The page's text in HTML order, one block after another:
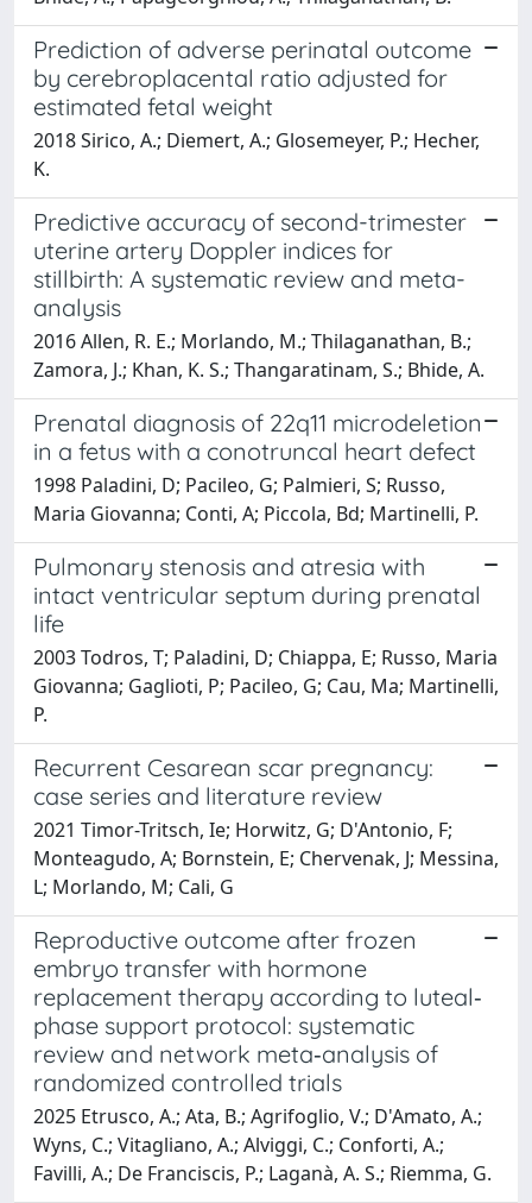
Prediction of adverse perinatal outcome
by cerebroplacental ratio adjusted for
estimated fetal weight
2018 Sirico, A.; Diemert, A.; Glosemeyer, P.; Hecher,
K.
Predictive accuracy of second-trimester
uterine artery Doppler indices for
stillbirth: A systematic review and meta-
analysis
2016 Allen, R. E.; Morlando, M.; Thilaganathan, B.;
Zamora, J.; Khan, K. S.; Thangaratinam, S.; Bhide, A.
Prenatal diagnosis of 22q11 microdeletion
in a fetus with a conotruncal heart defect
1998 Paladini, D; Pacileo, G; Palmieri, S; Russo,
Maria Giovanna; Conti, A; Piccola, Bd; Martinelli, P.
Pulmonary stenosis and atresia with
intact ventricular septum during prenatal
life
2003 Todros, T; Paladini, D; Chiappa, E; Russo, Maria
Giovanna; Gaglioti, P; Pacileo, G; Cau, Ma; Martinelli,
P.
Recurrent Cesarean scar pregnancy:
case series and literature review
2021 Timor-Tritsch, Ie; Horwitz, G; D'Antonio, F;
Monteagudo, A; Bornstein, E; Chervenak, J; Messina,
L; Morlando, M; Cali, G
Reproductive outcome after frozen
embryo transfer with hormone
replacement therapy according to luteal‐
phase support protocol: systematic
review and network meta‐analysis of
randomized controlled trials
2025 Etrusco, A.; Ata, B.; Agrifoglio, V.; D'Amato, A.;
Wyns, C.; Vitagliano, A.; Alviggi, C.; Conforti, A.;
Favilli, A.; De Franciscis, P.; Laganà, A. S.; Riemma, G.